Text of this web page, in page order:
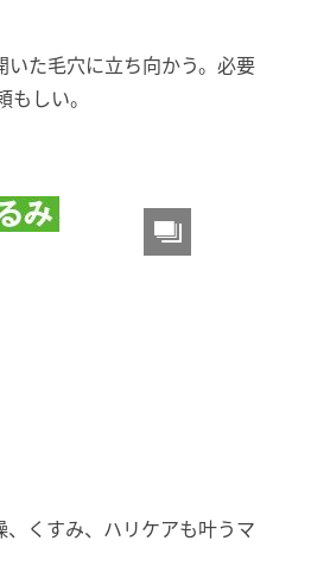
た毛穴に立ち向かう。必要
しい。
くすみ、ハリケアも叶うマ